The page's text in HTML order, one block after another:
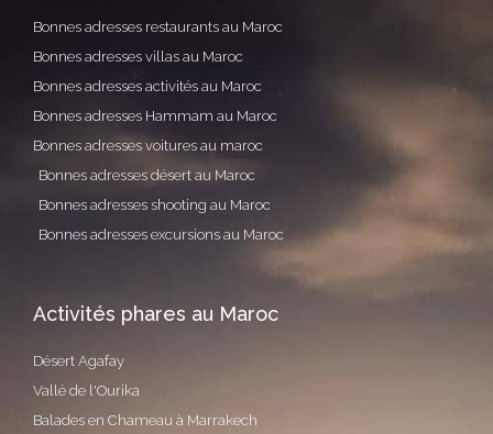
Bonnes adresses restaurants au Maroc
Bonnes adresses villas au Maroc
Bonnes adresses activités au Maroc
Bonnes adresses Hammam au Maroc
Bonnes adresses voitures au maroc
Bonnes adresses désert au Maroc
Bonnes adresses shooting au Maroc
Bonnes adresses excursions au Maroc
Activités phares au Maroc
Désert Agafay
Vallé de l'Ourika
Balades en Chameau à Marrakech